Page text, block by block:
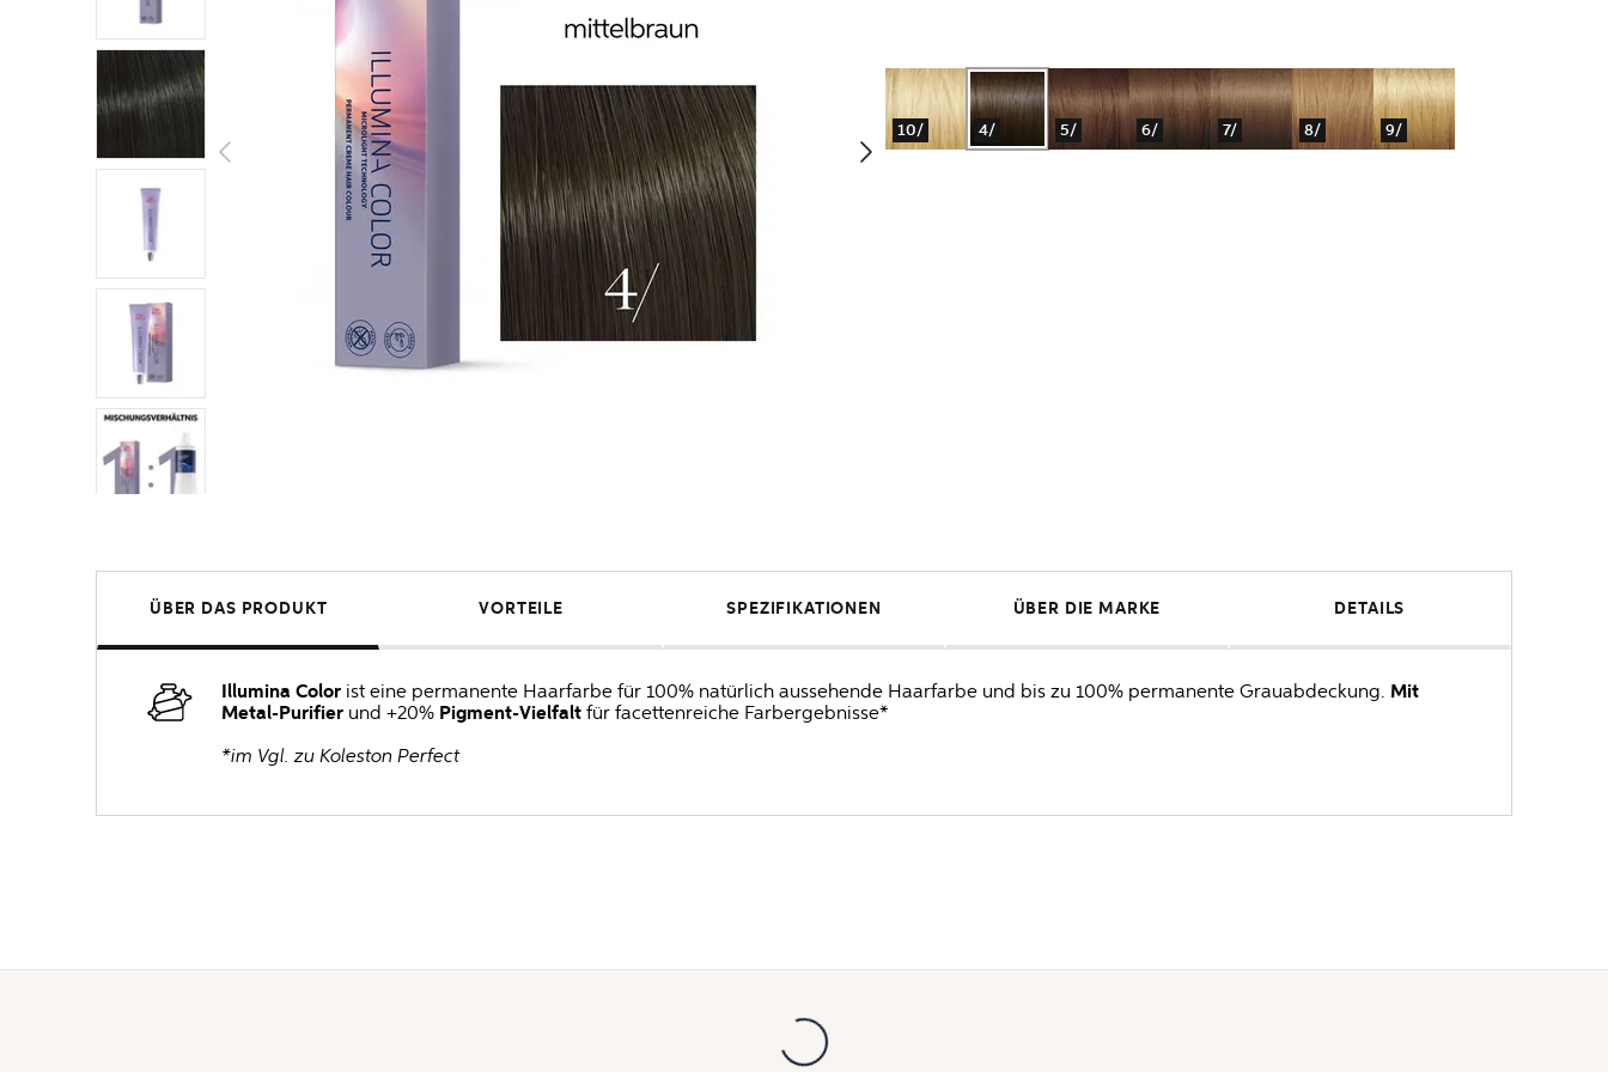
10/ 4/ 5/ 6/ 7/ 8/ 9/
ÜBER DAS PRODUKT VORTEILE SPEZIFIKATIONEN ÜBER DIE MARKE DETAILS
Illumina Color ist eine permanente Haarfarbe für 100% natürlich aussehende Haarfarbe und bis zu 100% permanente Grauabdeckung. Mit
Metal-Purifier und +20% Pigment-Vielfalt für facettenreiche Farbergebnisse*
*im Vgl. zu Koleston Perfect